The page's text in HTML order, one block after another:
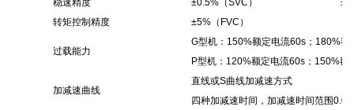
稳速精度
±0.5% （SVC ）
转矩控制精度
±5% （ FVC ）
过载能力
G型机： 150%额定电流60s ； 180%额
P型机： 120%额定电流60s ； 150%额
加减速曲线
直线或S曲线加减速方式
四种加减速时间，加减速时间范围0.0